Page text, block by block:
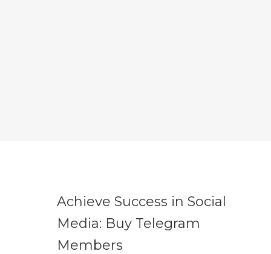
Achieve Success in Social
Media: Buy Telegram
Members